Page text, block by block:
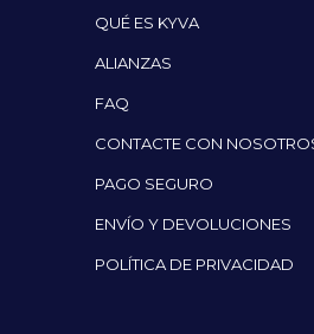
QUÉ ES KYVA
ALIANZAS
FAQ
CONTACTE CON
PAGO SEGURO
ENVÍO Y DEVOLUCIONES
POLÍTICA DE PRIVACIDAD